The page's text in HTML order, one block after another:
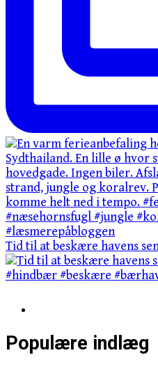
Tid til at beskære havens
Populære indlæg